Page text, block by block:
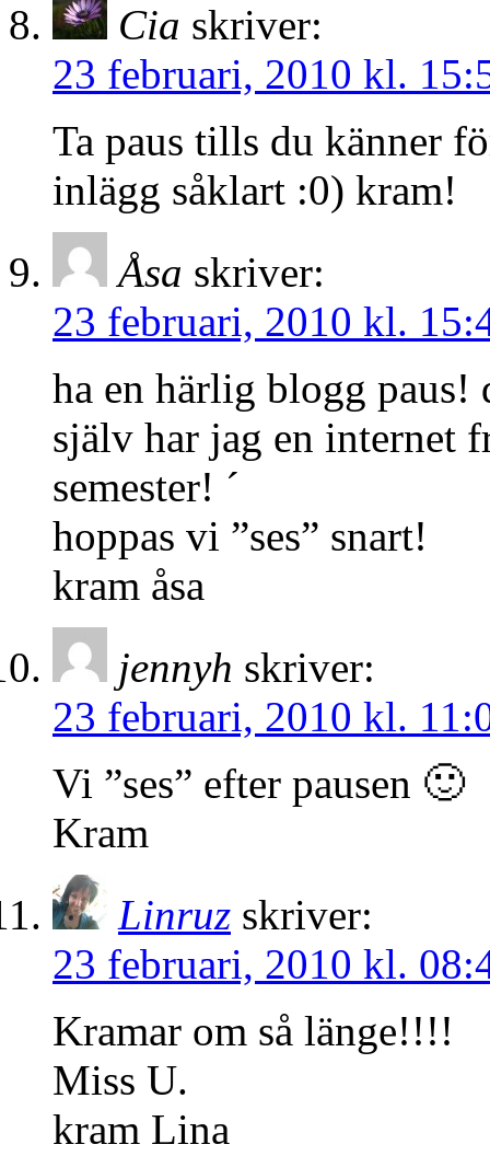
Cia skriver:
23 februari, 2010 kl.
Ta paus tills du känner
inlägg såklart :0) kram!
Åsa skriver:
23 februari, 2010 kl.
ha en härlig blogg
själv har jag en internet
semester! ´
hoppas vi ”ses” snart!
kram åsa
jennyh skriver:
23 februari, 2010 kl.
Vi ”ses” efter pausen 🙂
Kram
Linruz skriver:
23 februari, 2010 kl.
Kramar om så länge!!!!
Miss U.
kram Lina